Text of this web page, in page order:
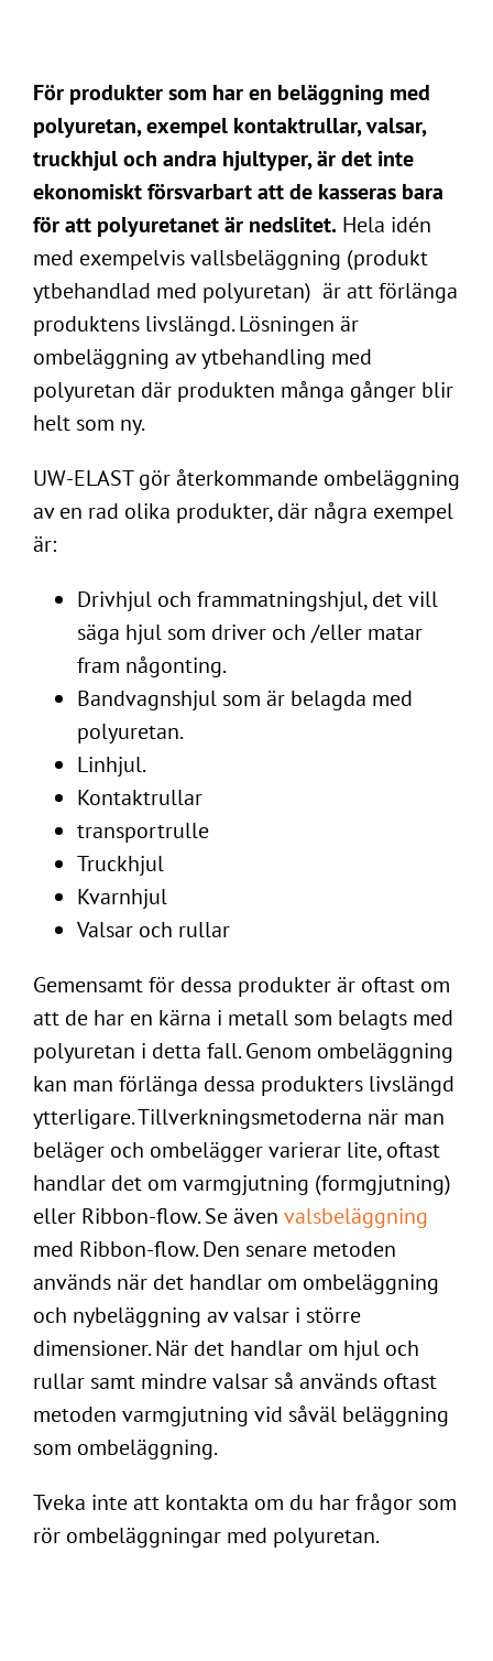
För produkter som har en beläggning med
polyuretan, exempel kontaktrullar, valsar,
truckhjul och andra hjultyper, är det inte
ekonomiskt försvarbart att de kasseras bara
för att polyuretanet är nedslitet. Hela idén
med exempelvis vallsbeläggning (produkt
ytbehandlad med polyuretan) är att förlänga
produktens livslängd. Lösningen är
ombeläggning av ytbehandling med
polyuretan där produkten många gånger blir
helt som ny.
UW-ELAST gör återkommande ombeläggning
av en rad olika produkter, där några exempel
är:
Drivhjul och frammatningshjul, det vill
säga hjul som driver och /eller matar
fram någonting.
Bandvagnshjul som är belagda med
polyuretan.
Linhjul.
Kontaktrullar
transportrulle
Truckhjul
Kvarnhjul
Valsar och rullar
Gemensamt för dessa produkter är oftast om
att de har en kärna i metall som belagts med
polyuretan i detta fall. Genom ombeläggning
kan man förlänga dessa produkters livslängd
ytterligare. Tillverkningsmetoderna när man
beläger och ombelägger varierar lite, oftast
handlar det om varmgjutning (formgjutning)
eller Ribbon-flow. Se även valsbeläggning
med Ribbon-flow. Den senare metoden
används när det handlar om ombeläggning
och nybeläggning av valsar i större
dimensioner. När det handlar om hjul och
rullar samt mindre valsar så används oftast
metoden varmgjutning vid såväl beläggning
som ombeläggning.
Tveka inte att kontakta om du har frågor som
rör ombeläggningar med polyuretan.